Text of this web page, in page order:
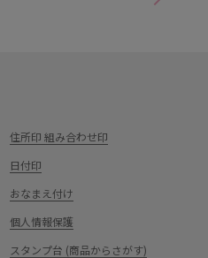
住所印 組み合わせ印
日付印
おなまえ付け
個人情報保護
スタンプ台 (商品からさがす)